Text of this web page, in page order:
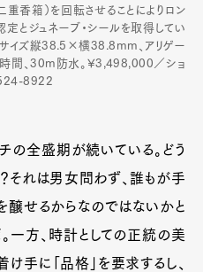
香箱）を回転させることによりロン
とジュネーブ・シールを取得してい
サイズ縦38.5×横38.8mm、アリゲー
時間、30m防水。¥3,498,000／ショ
8922
の全盛期が続いている。どう
それは男女問わず、誰もが手
醸せるからなのではないかと
一方、時計としての正統の美
手に「品格」を要求するし、